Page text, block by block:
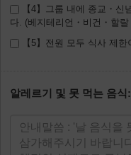
【4】그룹 내에 종교・신
다. (베지테리언・비건・할랄
【5】전원 모두 식사 제한
알레르기 및 못 먹는 음식: